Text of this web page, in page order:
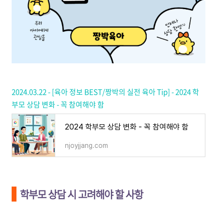
2024.03.22 - [육아 정보 BEST/짱박의 실전 육아 Tip] - 2024 학
부모 상담 변화 - 꼭 참여해야 함
2024 학부모 상담 변화 - 꼭 참여해야 함
njoyjjang.com
학부모 상담 시 고려해야 할 사항